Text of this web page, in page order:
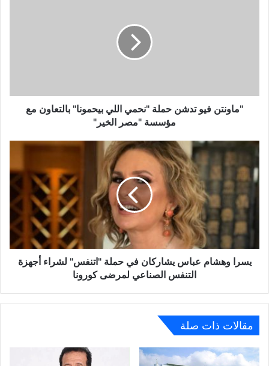
مع
مؤسسة"ماونتن فيو تدشن حملة "نحمي اللي بيحمونا" بالتعاون مع
مؤسسة "مصر الخير"
يسرا
وهشام
عباس
يشاركان
حملة
"اتنفس"
لشراء
أجهزة
التنفس
يسرا وهشام عباس يشاركان في حملة "اتنفس" لشراء أجهزة
التنفس الصناعي لمرضى كورونا
مقالات ذات صلة